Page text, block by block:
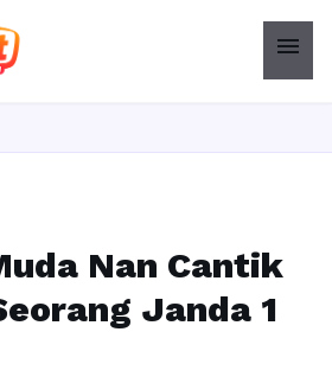
menu
Nan Cantik
Janda 1